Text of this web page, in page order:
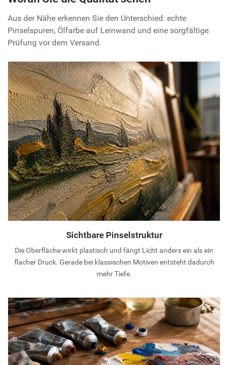
Aus der Nähe erkennen Sie den Unterschied: echte
Pinselspuren, Ölfarbe auf Leinwand und eine sorgfältige
Prüfung vor dem Versand.
Sichtbare Pinselstruktur
Die Oberfläche wirkt plastisch und fängt Licht anders ein als ein
flacher Druck. Gerade bei klassischen Motiven entsteht dadurch
mehr Tiefe.